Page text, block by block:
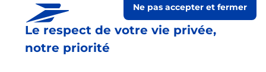
Le respect de votre vie privée,
notre priorité
Ne pas accepter et fermer
Boîte aux lettres La Poste
Prochaine collecte du courrier
Le lien s'ouvre dans un nouvel onglet